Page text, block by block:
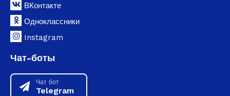
ВКонтакте
Одноклассники
Instagram
Чат-боты
Чат бот
Telegram